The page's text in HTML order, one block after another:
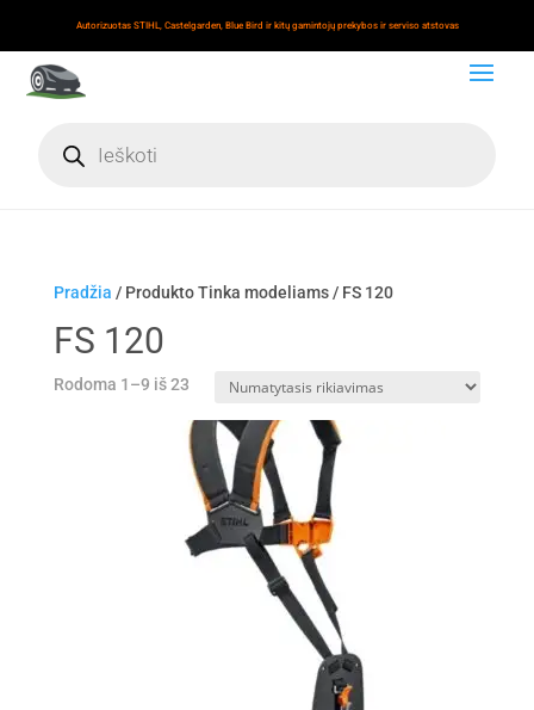
Autorizuotas STIHL, Castelgarden, Blue Bird ir kitų gamintojų prekybos ir serviso atstovas
search
Pradžia / Produkto Tinka modeliams / FS 120
FS 120
Rodoma 1–9 iš 23